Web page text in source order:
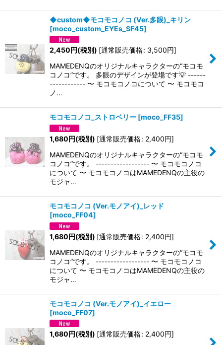
◆custom◆モコモコノコ (Ver.多眼)_キリン
[moco_custom_EYEs_SF45]
2,450円(税別) [通常販売価格: 3,500円]
MAMEDENQのオリジナルキャラクターの“モコモ
コノコ”です。 多眼のデザインが登場です💡 ------
------------ 〜 モコモコノコについて 〜 モコモコ
ノ…
モコモコノコ_ストロベリー [moco_FF35]
1,680円(税別) [通常販売価格: 2,400円]
MAMEDENQのオリジナルキャラクターの“モコモ
コノコ”です。 ------------------ 〜 モコモコノコ
について 〜 モコモコノコはMAMEDENQの主役の
モジャ…
モコモコノコ (Ver.モノアイ)_レッド
[moco_FF04]
1,680円(税別) [通常販売価格: 2,400円]
MAMEDENQのオリジナルキャラクターの“モコモ
コノコ”です。 ------------------ 〜 モコモコノコ
について 〜 モコモコノコはMAMEDENQの主役の
モジャ…
モコモコノコ (Ver.モノアイ)_イエロー
[moco_FF07]
1,680円(税別) [通常販売価格: 2,400円]